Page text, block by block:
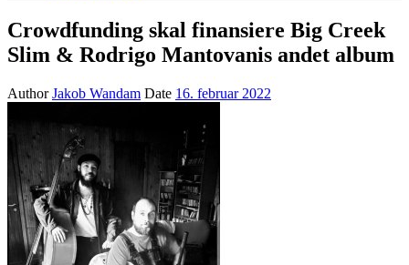
Crowdfunding skal finansiere Big Creek
Slim & Rodrigo Mantovanis andet album
AuthorJakob Wandam Date 16. februar 2022